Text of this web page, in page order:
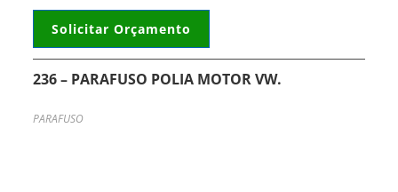
Solicitar Orçamento
236 – PARAFUSO POLIA MOTOR VW.
PARAFUSO